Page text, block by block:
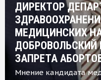
ДИРЕКТОР
МЕДИЦИНСКИХ
ДОБРОВОЛЬСКИЙ
ЗАПРЕТА
Мнение кандидата